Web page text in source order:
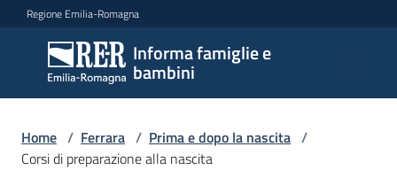
Vai al contenuto
Vai alla navigazione
Vai al footer
Regione Emilia-Romagna
Informa famiglie e
bambini
Informa
famiglie
e
bambini
Home / Ferrara / Prima e dopo la nascita /
Corsi di preparazione alla nascita